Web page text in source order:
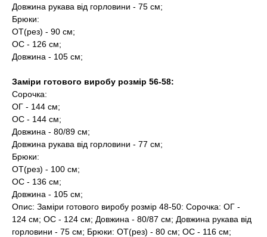
Довжина рукава від горловини - 75 см;
Брюки:
ОТ(рез) - 90 см;
ОС - 126 см;
Довжина - 105 см;
Заміри готового виробу розмір 56-58:
Сорочка:
ОГ - 144 см;
ОС - 144 см;
Довжина - 80/89 см;
Довжина рукава від горловини - 77 см;
Брюки:
ОТ(рез) - 100 см;
ОС - 136 см;
Довжина - 105 см;
Опис: Заміри готового виробу розмір 48-50: Сорочка: ОГ -
124 см; ОС - 124 см; Довжина - 80/87 см; Довжина рукава від
горловини - 75 см; Брюки: ОТ(рез) - 80 см; ОС - 116 см;